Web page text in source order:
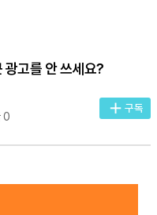
고를 안 쓰세요?
0
구독